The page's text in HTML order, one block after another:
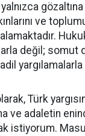
ve
değil; somut
yargılamalarla
Türk
ve adaletin
istiyorum.